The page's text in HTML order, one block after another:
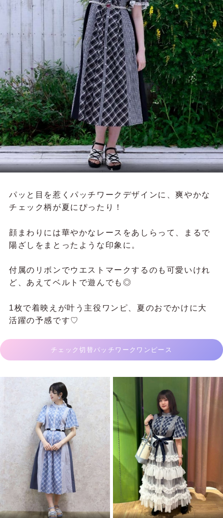
黒
パッと目を惹くパッチワークデザインに、爽やかな
チェック柄が夏にぴったり！
顔まわりには華やかなレースをあしらって、まるで
陽ざしをまとったような印象に。
付属のリボンでウエストマークするのも可愛いけれ
ど、あえてベルトで遊んでも◎
1枚で着映えが叶う主役ワンピ、夏のおでかけに大
活躍の予感です♡
チェック切替パッチワークワンピース